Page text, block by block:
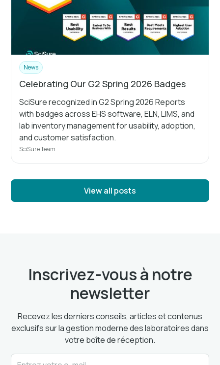
News
Celebrating Our G2 Spring 2026 Badges
SciSure recognized in G2 Spring 2026 Reports
with badges across EHS software, ELN, LIMS, and
lab inventory management for usability, adoption,
and customer satisfaction.
SciSure Team
View all posts
Inscrivez-vous à notre
newsletter
Recevez les derniers conseils, articles et contenus
exclusifs sur la gestion moderne des laboratoires dans
votre boîte de réception.